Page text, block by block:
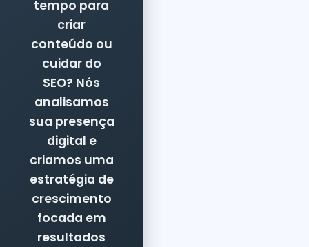
tempo para
criar
conteúdo ou
cuidar do
SEO? Nós
analisamos
sua presença
digital e
criamos uma
estratégia de
crescimento
focada em
resultados